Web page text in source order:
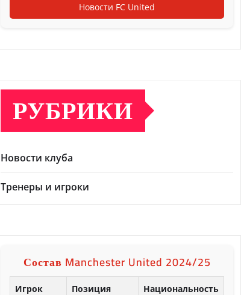
Новости FC United
РУБРИКИ
Новости клуба
Тренеры и игроки
Состав Manchester United 2024/25
Игрок Позиция Национальность